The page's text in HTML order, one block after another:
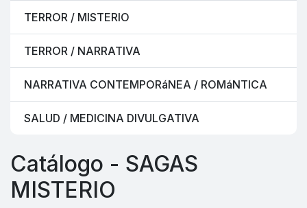
TERROR / MISTERIO
TERROR / NARRATIVA
NARRATIVA CONTEMPORáNEA / ROMáNTICA
SALUD / MEDICINA DIVULGATIVA
Catálogo - SAGAS
MISTERIO